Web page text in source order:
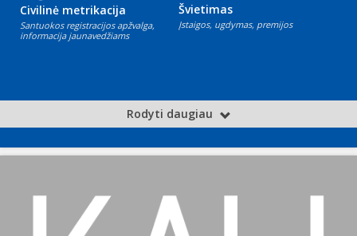
Civilinė metrikacija
Santuokos registracijos apžvalga,
informacija jaunavedžiams
Švietimas
Įstaigos, ugdymas, premijos
Rodyti daugiau